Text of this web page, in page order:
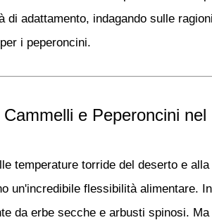
di adattamento, indagando sulle
i peperoncini.
e Peperoncini nel
temperature torride del deserto e
un'incredibile flessibilità alimentare.
da erbe secche e arbusti spinosi.